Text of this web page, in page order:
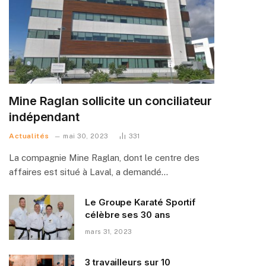
Mine Raglan sollicite un conciliateur
indépendant
Actualités mai 30, 2023 331
La compagnie Mine Raglan, dont le centre des
affaires est situé à Laval, a demandé…
Le Groupe Karaté Sportif
célèbre ses 30 ans
mars 31, 2023
3 travailleurs sur 10